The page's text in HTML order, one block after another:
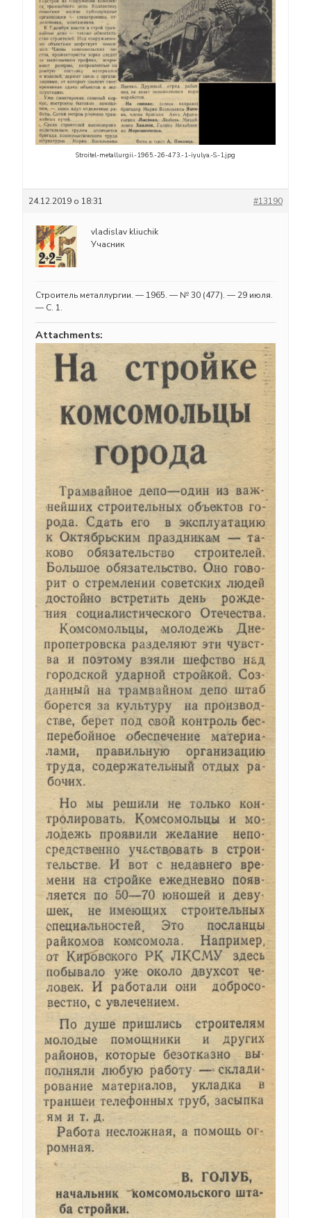
Stroitel-metallurgii.-1965.-26-473.-1-iyulya.-S.-1.jpg
24.12.2019 о 18:31 #13190
vladislav kliuchik
Учасник
Строитель металлургии. — 1965. — № 30 (477). — 29 июля.
— С. 1.
Attachments: